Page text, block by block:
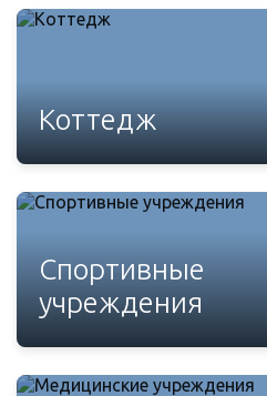
Коттедж
Спортивные
учреждения